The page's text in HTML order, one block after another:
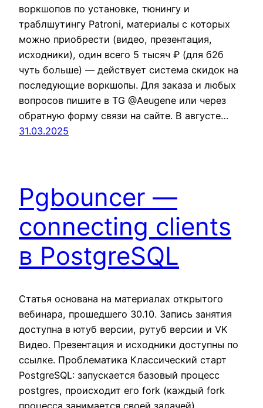
воркшопов по установке, тюнингу и
траблшутингу Patroni, материалы с которых
можно приобрести (видео, презентация,
исходники), один всего 5 тысяч ₽ (для б2б
чуть больше) — действует система скидок на
последующие воркшопы. Для заказа и любых
вопросов пишите в TG @Aeugene или через
обратную форму связи на сайте. В августе…
31.03.2025
Pgbouncer —
connecting clients
в PostgreSQL
Статья основана на материалах открытого
вебинара, прошедшего 30.10. Запись занятия
доступна в ютуб версии, рутуб версии и VK
Видео. Презентация и исходники доступны по
ссылке. Проблематика Классический старт
PostgreSQL: запускается базовый процесс
postgres, происходит его fork (каждый fork
процесса занимается своей задачей),